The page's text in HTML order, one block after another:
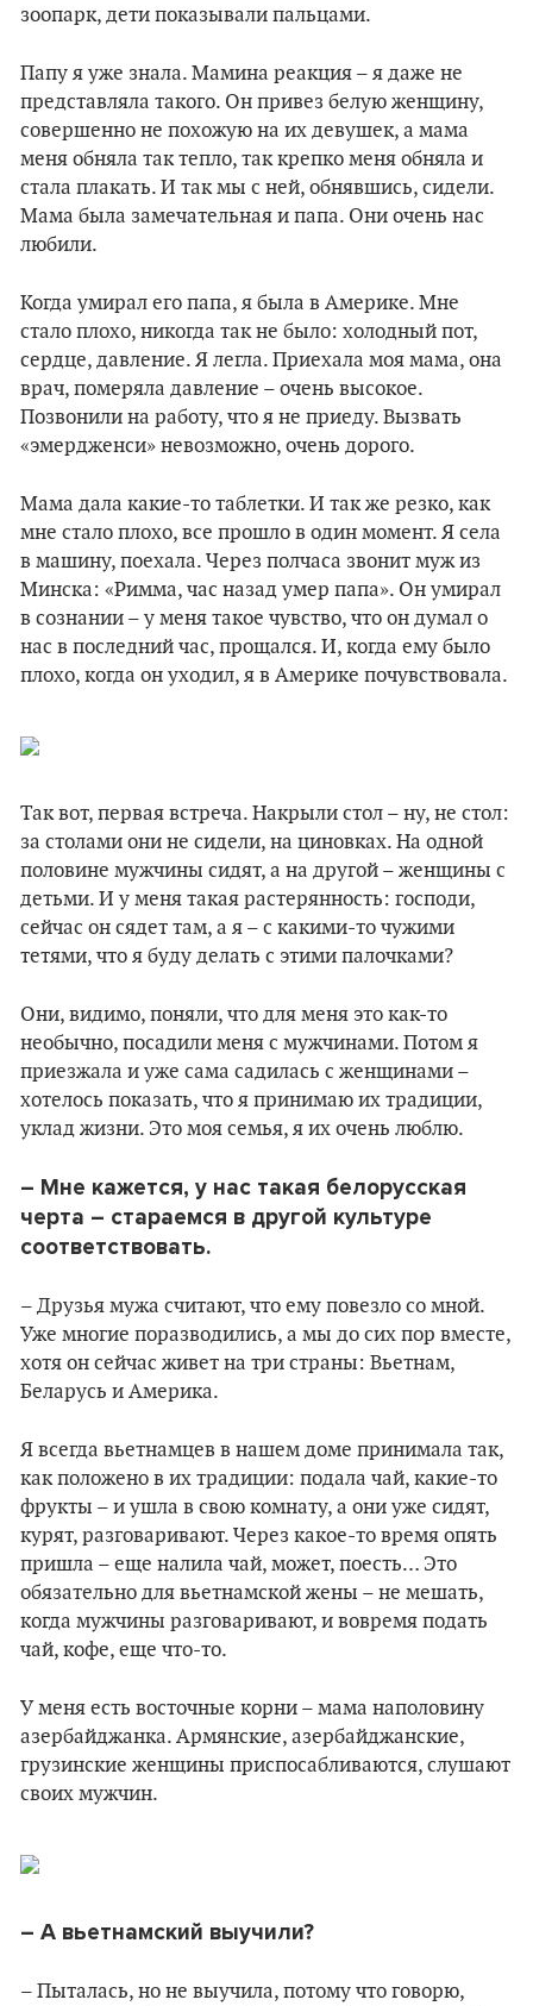
зоопарк, дети показывали пальцами.
Папу я уже знала. Мамина реакция – я даже не
представляла такого. Он привез белую женщину,
совершенно не похожую на их девушек, а мама
меня обняла так тепло, так крепко меня обняла и
стала плакать. И так мы с ней, обнявшись, сидели.
Мама была замечательная и папа. Они очень нас
любили.
Когда умирал его папа, я была в Америке. Мне
стало плохо, никогда так не было: холодный пот,
сердце, давление. Я легла. Приехала моя мама, она
врач, померяла давление – очень высокое.
Позвонили на работу, что я не приеду. Вызвать
«эмердженси» невозможно, очень дорого.
Мама дала какие-то таблетки. И так же резко, как
мне стало плохо, все прошло в один момент. Я села
в машину, поехала. Через полчаса звонит муж из
Минска: «Римма, час назад умер папа». Он умирал
в сознании – у меня такое чувство, что он думал о
нас в последний час, прощался. И, когда ему было
плохо, когда он уходил, я в Америке почувствовала.
Так вот, первая встреча. Накрыли стол – ну, не стол:
за столами они не сидели, на циновках. На одной
половине мужчины сидят, а на другой – женщины с
детьми. И у меня такая растерянность: господи,
сейчас он сядет там, а я – с какими-то чужими
тетями, что я буду делать с этими палочками?
Они, видимо, поняли, что для меня это как-то
необычно, посадили меня с мужчинами. Потом я
приезжала и уже сама садилась с женщинами –
хотелось показать, что я принимаю их традиции,
уклад жизни. Это моя семья, я их очень люблю.
– Мне кажется, у нас такая белорусская
черта – стараемся в другой культуре
соответствовать.
– Друзья мужа считают, что ему повезло со мной.
Уже многие поразводились, а мы до сих пор вместе,
хотя он сейчас живет на три страны: Вьетнам,
Беларусь и Америка.
Я всегда вьетнамцев в нашем доме принимала так,
как положено в их традиции: подала чай, какие-то
фрукты – и ушла в свою комнату, а они уже сидят,
курят, разговаривают. Через какое-то время опять
пришла – еще налила чай, может, поесть… Это
обязательно для вьетнамской жены – не мешать,
когда мужчины разговаривают, и вовремя подать
чай, кофе, еще что-то.
У меня есть восточные корни – мама наполовину
азербайджанка. Армянские, азербайджанские,
грузинские женщины приспосабливаются, слушают
своих мужчин.
– А вьетнамский выучили?
– Пыталась, но не выучила, потому что говорю,